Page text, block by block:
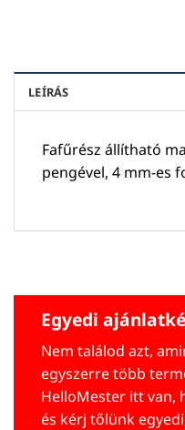
LEÍRÁS
Fafűrész állítható
pengével, 4 mm-es
Egyedi
Nem találod azt,
egyszerre több
HelloMester itt van,
és kérj tőlünk